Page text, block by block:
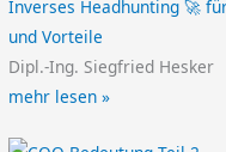
Inverses Headhunting 🚀
und Vorteile
Dipl.-Ing. Siegfried Hesker
mehr lesen »